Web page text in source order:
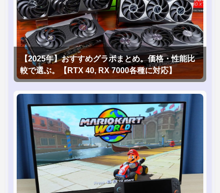
【2025年】おすすめグラボまとめ。価格・性能比
較で選ぶ。【RTX 40, RX 7000各種に対応】